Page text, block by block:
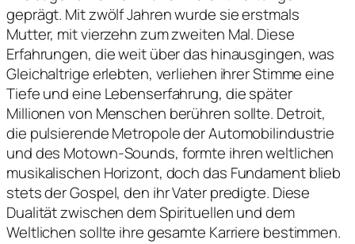
geprägt. Mit zwölf Jahren wurde sie erstmals
Mutter, mit vierzehn zum zweiten Mal. Diese
Erfahrungen, die weit über das hinausgingen, was
Gleichaltrige erlebten, verliehen ihrer Stimme eine
Tiefe und eine Lebenserfahrung, die später
Millionen von Menschen berühren sollte. Detroit,
die pulsierende Metropole der Automobilindustrie
und des Motown-Sounds, formte ihren weltlichen
musikalischen Horizont, doch das Fundament blieb
stets der Gospel, den ihr Vater predigte. Diese
Dualität zwischen dem Spirituellen und dem
Weltlichen sollte ihre gesamte Karriere bestimmen.